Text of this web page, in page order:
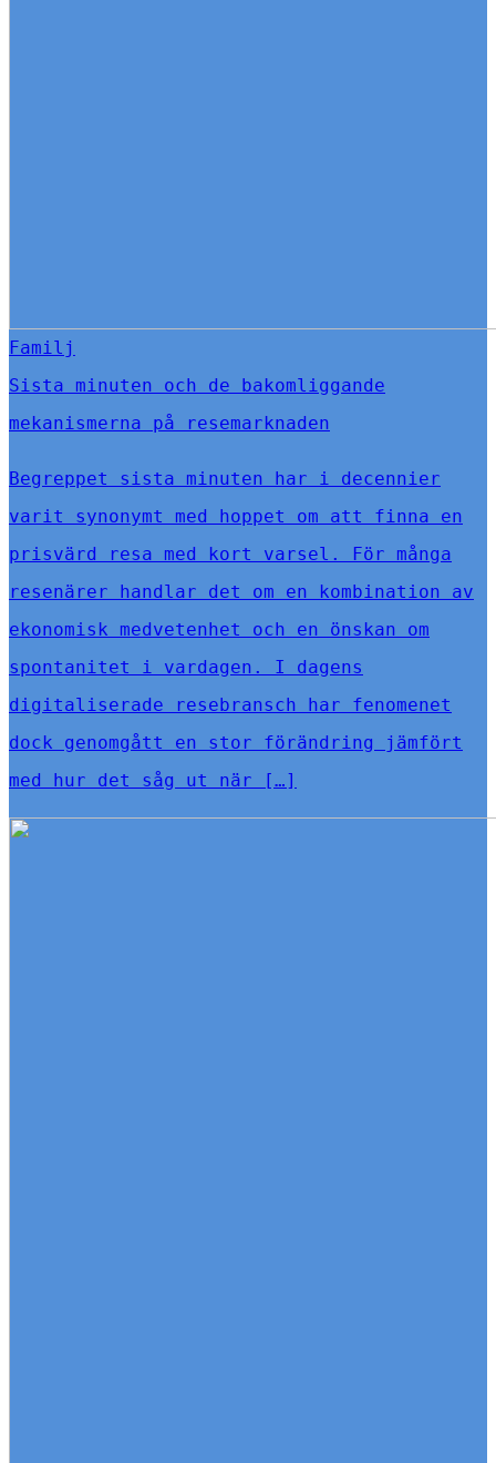
Familj
Sista minuten och de bakomliggande
mekanismerna på resemarknaden
Begreppet sista minuten har i decennier
varit synonymt med hoppet om att finna en
prisvärd resa med kort varsel. För många
resenärer handlar det om en kombination av
ekonomisk medvetenhet och en önskan om
spontanitet i vardagen. I dagens
digitaliserade resebransch har fenomenet
dock genomgått en stor förändring jämfört
med hur det såg ut när […]